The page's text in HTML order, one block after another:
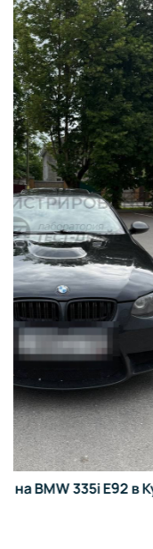
Смена категории